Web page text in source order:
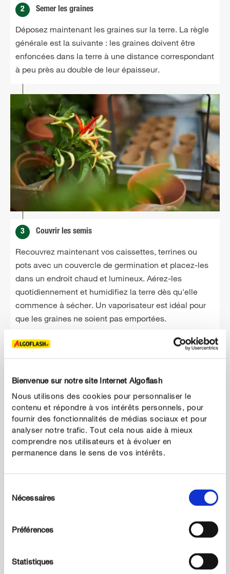
Bienvenue sur notre site Internet Algoflash
Nous utilisons des cookies pour personnaliser le
contenu et répondre à vos intérêts personnels, pour
fournir des fonctionnalités de médias sociaux et pour
analyser notre trafic. Tout cela nous aide à mieux
comprendre nos utilisateurs et à évoluer en
permanence dans le sens de vos intérêts.
duNécessaires
Préférences
Statistiques
2 Semer les graines
Déposez maintenant les graines sur la terre. La règle
générale est la suivante : les graines doivent être
enfoncées dans la terre à une distance correspondant
à peu près au double de leur épaisseur.
3 Couvrir les semis
Recouvrez maintenant vos caissettes, terrines ou
pots avec un couvercle de germination et placez-les
dans un endroit chaud et lumineux. Aérez-les
quotidiennement et humidifiez la terre dès qu'elle
commence à sécher. Un vaporisateur est idéal pour
que les graines ne soient pas emportées.
Dès que les graines ont germé et que les premiers
couvercle. Les germes doivent alors continuer à être
maintenus humides et il est également important de